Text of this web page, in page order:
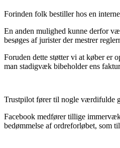
Forinden folk bestiller hos en
En anden mulighed kunne derfor
besøges af jurister der mestrer
Foruden dette støtter vi at køber er
man stadigvæk bibeholder ens
Trustpilot fører til nogle værdifulde
Facebook medfører tillige
bedømmelse af ordreforløbet, som